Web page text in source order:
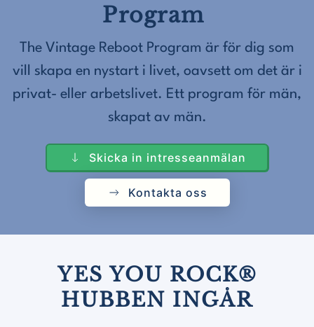
Program
The Vintage Reboot Program är för dig som
vill skapa en nystart i livet, oavsett om det är i
privat- eller arbetslivet. Ett program för män,
skapat av män.
Skicka in intresseanmälan
Kontakta oss
YES YOU ROCK®
HUBBEN INGÅR